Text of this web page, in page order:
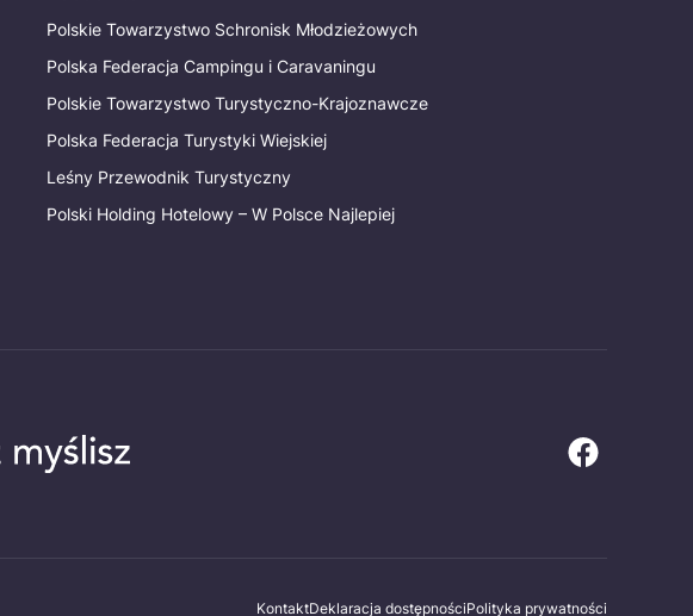
Polskie Towarzystwo Schronisk Młodzieżowych
Polska Federacja Campingu i Caravaningu
Polskie Towarzystwo Turystyczno-Krajoznawcze
Polska Federacja Turystyki Wiejskiej
Leśny Przewodnik Turystyczny
Polski Holding Hotelowy – W Polsce Najlepiej
KontaktDeklaracja dostępnościPolityka prywatności